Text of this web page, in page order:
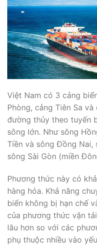
Việt Nam có 3 cảng
Phòng, cảng Tiên Sa
đường thủy theo tuyến
sông lớn. Như sông
Tiền và sông Đồng Nai,
sông Sài Gòn (miền
Phương thức này có
hàng hóa. Khả năng
biển không bị hạn chế
của phương thức vận
lâu hơn so với các
phụ thuộc nhiều vào